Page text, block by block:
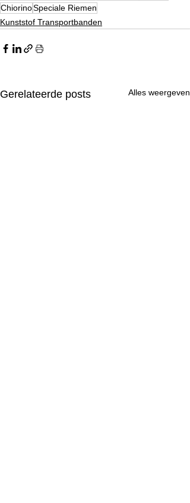
ChiorinoSpeciale Riemen
Kunststof Transportbanden
Gerelateerde posts Alles weergeven